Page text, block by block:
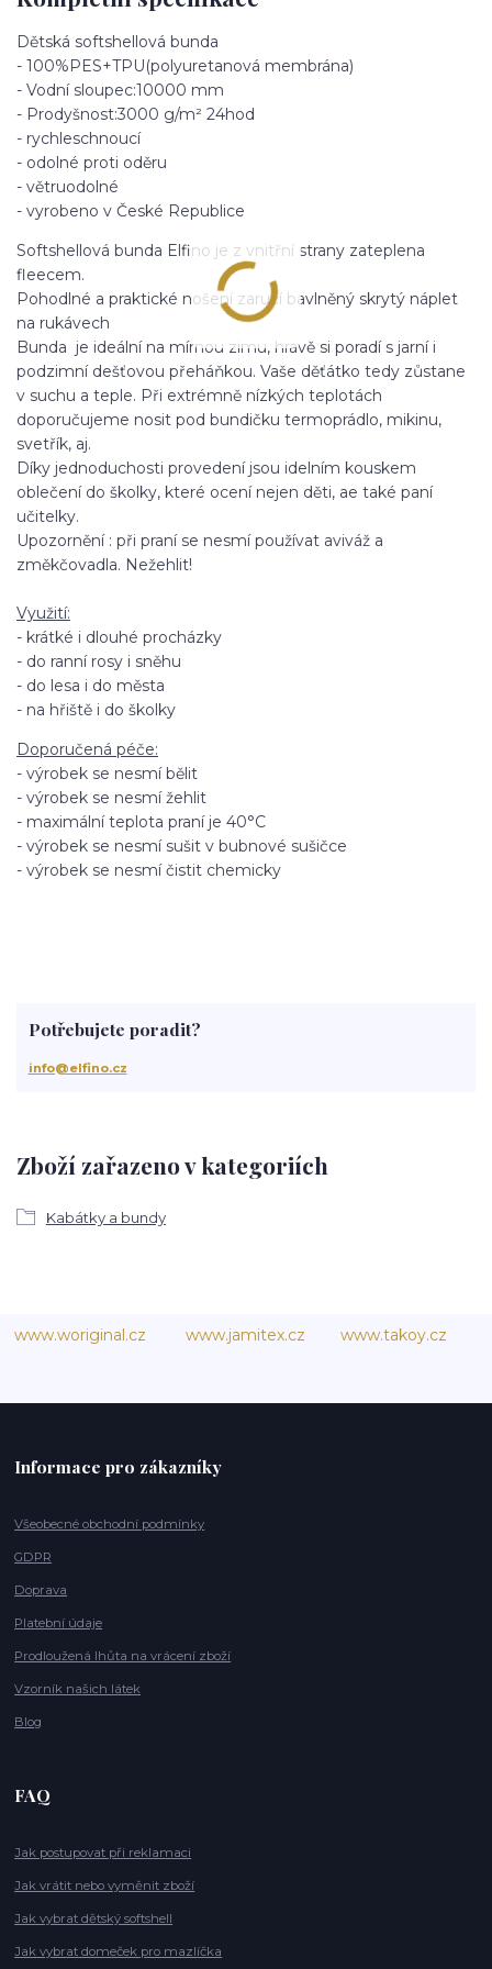
Dětská softshellová bunda
- 100%PES+TPU(polyuretanová membrána)
- Vodní sloupec:10000 mm
- Prodyšnost:3000 g/m² 24hod
- rychleschnoucí
- odolné proti oděru
- větruodolné
- vyrobeno v České Republice
Softshellová bunda Elfino je z vnitřní strany zateplena
fleecem.
Pohodlné a praktické nošení zaručí bavlněný skrytý náplet
na rukávech
Bunda je ideální na mírnou zimu, hravě si poradí s jarní i
podzimní dešťovou přeháňkou. Vaše děťátko tedy zůstane
v suchu a teple. Při extrémně nízkých teplotách
doporučujeme nosit pod bundičku termoprádlo, mikinu,
svetřík, aj.
Díky jednoduchosti provedení jsou idelním kouskem
oblečení do školky, které ocení nejen děti, ae také paní
učitelky.
Upozornění : při praní se nesmí používat aviváž a
změkčovadla. Nežehlit!
Využití:
- krátké i dlouhé procházky
- do ranní rosy i sněhu
- do lesa i do města
- na hřiště i do školky
Doporučená péče:
- výrobek se nesmí bělit
- výrobek se nesmí žehlit
- maximální teplota praní je 40°C
- výrobek se nesmí sušit v bubnové sušičce
- výrobek se nesmí čistit chemicky
Zboží zařazeno v kategoriích
Kabátky a bundy
Potřebujete poradit?
info@elfino.cz
www.woriginal.cz www.jamitex.cz www.takoy.cz
Informace pro zákazníky
Všeobecné obchodní podmínky
GDPR
Doprava
Platební údaje
Prodloužená lhůta na vrácení zboží
Vzorník našich látek
Blog
FAQ
Jak postupovat při reklamaci
Jak vrátit nebo vyměnit zboží
Jak vybrat dětský softshell
Jak vybrat domeček pro mazlíčka